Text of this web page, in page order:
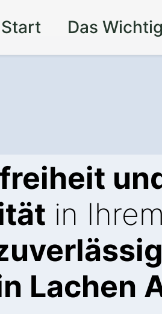
Start Das
in
Lachen